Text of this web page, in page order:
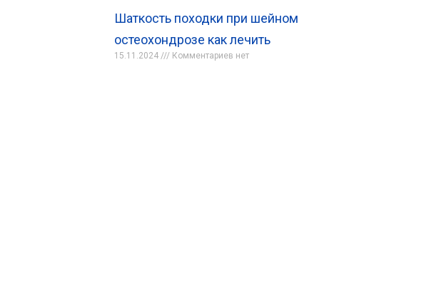
Шаткость походки при шейном
остеохондрозе как лечить
15.11.2024 Комментариев нет